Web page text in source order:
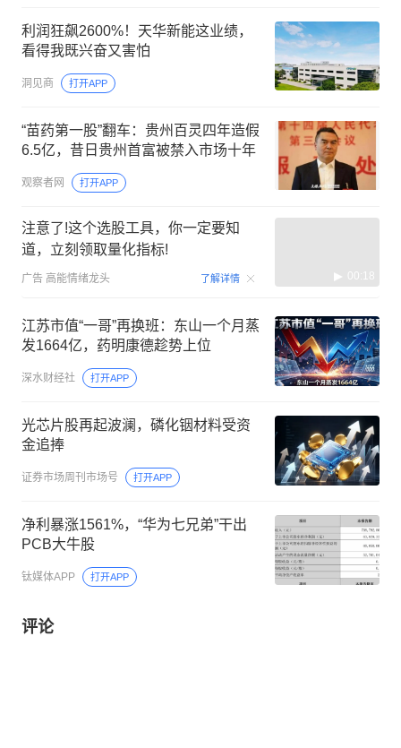
利润狂飙2600%！天华新能这业绩，
看得我既兴奋又害怕
洞见商 打开APP
“苗药第一股”翻车：贵州百灵四年造假
6.5亿，昔日贵州首富被禁入市场十年
观察者网 打开APP
注意了!这个选股工具，你一定要知
道，立刻领取量化指标!
广告 高能情绪龙头 了解详情 00:18
江苏市值“一哥”再换班：东山一个月蒸
发1664亿，药明康德趁势上位
深水财经社 打开APP
光芯片股再起波澜，磷化铟材料受资
金追捧
证券市场周刊市场号 打开APP
净利暴涨1561%，“华为七兄弟”干出
PCB大牛股
钛媒体APP 打开APP
评论